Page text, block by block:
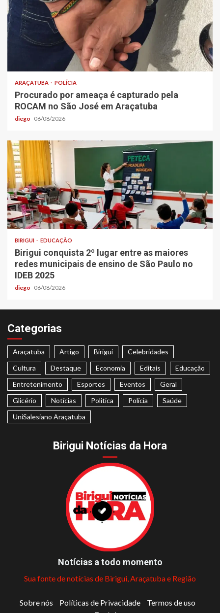
ARAÇATUBA POLÍCIA
Procurado por ameaça é capturado pela
ROCAM no São José em Araçatuba
diego 06/08/2026
BIRIGUI EDUCAÇÃO
Birigui conquista 2º lugar entre as maiores
redes municipais de ensino de São Paulo no
IDEB 2025
diego 06/08/2026
Categorias
Araçatuba Artigo Birigui
Celebridades
Cultura
Destaque Economia Editais
Educação
Entretenimento
Esportes Eventos
Geral
Glicério
Notícias Politica Polícia
Saúde
UniSalesiano Araçatuba
Birigui Notícias da Hora
Notícias a todo momento
Sua fonte de notícias de Birigui, Araçatuba e Região
Sobre nós Políticas de Privacidade
Termos de uso